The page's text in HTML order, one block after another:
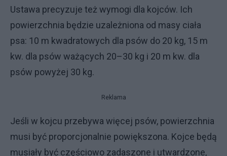
Ustawa precyzuje też wymogi dla kojców. Ich
powierzchnia będzie uzależniona od masy ciała
psa: 10 m kwadratowych dla psów do 20 kg, 15 m
kw. dla psów ważących 20–30 kg i 20 m kw. dla
psów powyżej 30 kg.
Reklama
Jeśli w kojcu przebywa więcej psów, powierzchnia
musi być proporcjonalnie powiększona. Kojce będą
musiały być częściowo zadaszone i utwardzone,